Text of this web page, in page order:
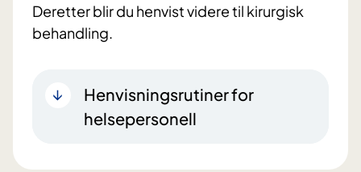
Deretter blir du henvist videre til kirurgisk
behandling.
Henvisningsrutiner for
helsepersonell